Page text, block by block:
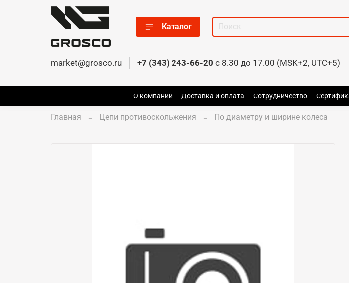
Каталог
market@grosco.ru +7 (343) 243-66-20 c 8.30 до 17.00 (MSK+2, UTC+5)
О компании Доставка и оплата Сотрудничество
Главная Цепи противоскольжения По диаметру и ширине колеса